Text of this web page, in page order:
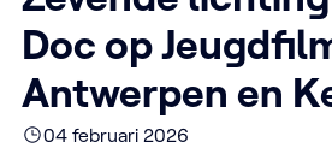
Doc op
Antwerpen en
04 februari 2026